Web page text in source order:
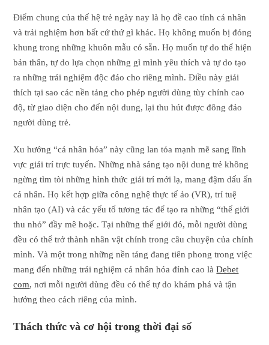
Điểm chung của thế hệ trẻ ngày nay là họ đề cao tính cá nhân
và trải nghiệm hơn bất cứ thứ gì khác. Họ không muốn bị đóng
khung trong những khuôn mẫu có sẵn. Họ muốn tự do thể hiện
bản thân, tự do lựa chọn những gì mình yêu thích và tự do tạo
ra những trải nghiệm độc đáo cho riêng mình. Điều này giải
thích tại sao các nền tảng cho phép người dùng tùy chỉnh cao
độ, từ giao diện cho đến nội dung, lại thu hút được đông đảo
người dùng trẻ.
Xu hướng “cá nhân hóa” này cũng lan tỏa mạnh mẽ sang lĩnh
vực giải trí trực tuyến. Những nhà sáng tạo nội dung trẻ không
ngừng tìm tòi những hình thức giải trí mới lạ, mang đậm dấu ấn
cá nhân. Họ kết hợp giữa công nghệ thực tế ảo (VR), trí tuệ
nhân tạo (AI) và các yếu tố tương tác để tạo ra những “thế giới
thu nhỏ” đầy mê hoặc. Tại những thế giới đó, mỗi người dùng
đều có thể trở thành nhân vật chính trong câu chuyện của chính
mình. Và một trong những nền tảng đang tiên phong trong việc
mang đến những trải nghiệm cá nhân hóa đỉnh cao làDebet
com, nơi mỗi người dùng đều có thể tự do khám phá và tận
hưởng theo cách riêng của mình.
Thách thức và cơ hội trong thời đại số